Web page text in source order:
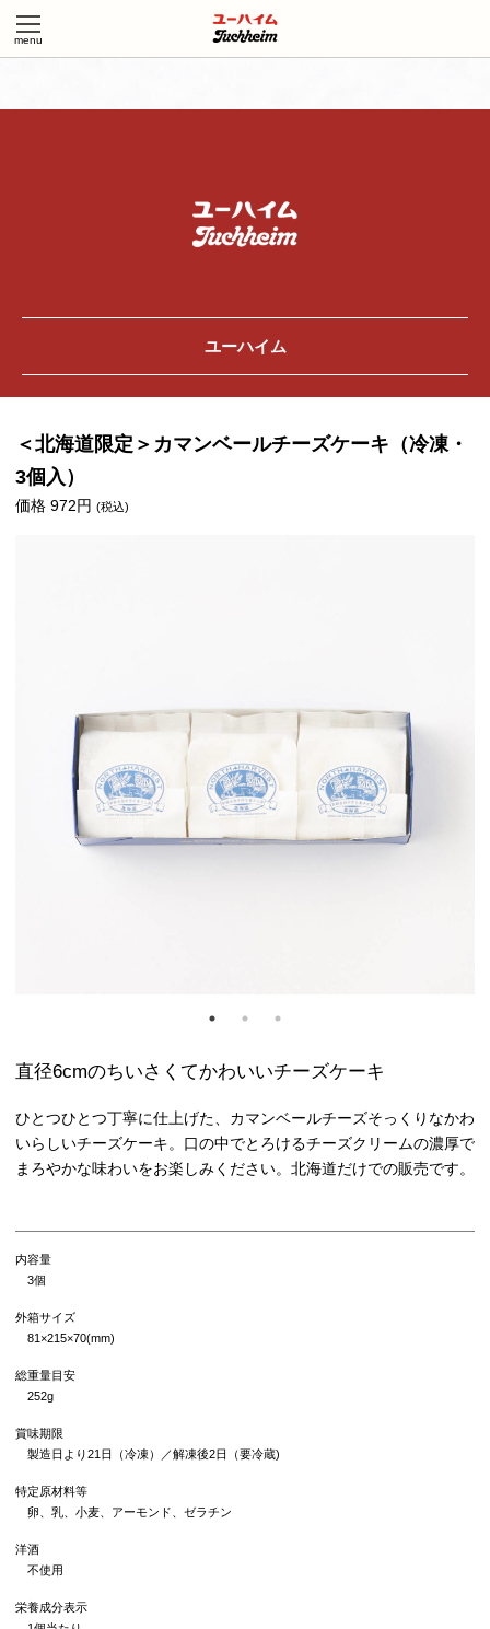
ユーハイム
＜北海道限定＞カマンベールチーズケーキ（冷凍・
3個入）
価格 972円 (税込)
直径6cmのちいさくてかわいいチーズケーキ
ひとつひとつ丁寧に仕上げた、カマンベールチーズそっくりなかわ
いらしいチーズケーキ。口の中でとろけるチーズクリームの濃厚で
まろやかな味わいをお楽しみください。北海道だけでの販売です。
内容量
3個
外箱サイズ
81×215×70(mm)
総重量目安
252g
賞味期限
製造日より21日（冷凍）／解凍後2日（要冷蔵)
特定原材料等
卵、乳、小麦、アーモンド、ゼラチン
洋酒
不使用
栄養成分表示